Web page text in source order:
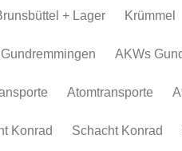
+ Lager Krümmel
AKWs
Atomtransporte
Konrad Schacht Konrad